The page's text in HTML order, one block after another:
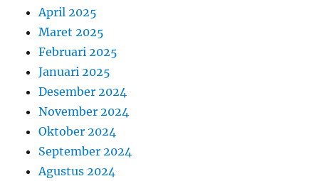
April 2025
Maret 2025
Februari 2025
Januari 2025
Desember 2024
November 2024
Oktober 2024
September 2024
Agustus 2024